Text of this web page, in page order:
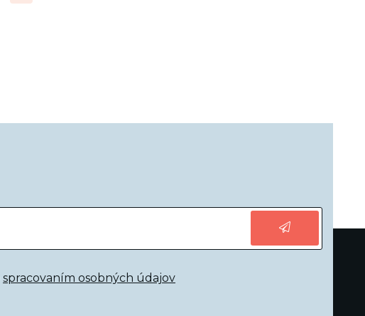
spracovaním osobných údajov